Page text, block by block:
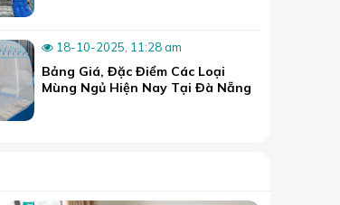
18-10-2025, 11:28 am
Bảng Giá, Đặc Điểm Các Loại
Mùng Ngủ Hiện Nay Tại Đà Nẵng